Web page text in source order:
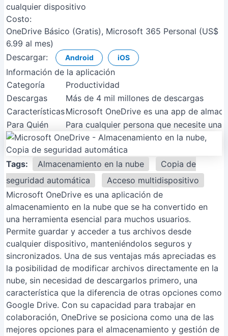
cualquier dispositivo
Costo:
OneDrive Básico (Gratis), Microsoft 365 Personal (US$
6.99 al mes)
Descargar:
Android iOS
Información de la aplicación
Categoría
Productividad
Descargas
Más de 4 mil millones de descargas
CaracterísticasMicrosoft OneDrive es una app de
Para Quién
Para cualquier persona que necesite
Tags: Almacenamiento en la nube
Copia de
seguridad automática
Acceso multidispositivo
Microsoft OneDrive es una aplicación de
almacenamiento en la nube que se ha convertido en
una herramienta esencial para muchos usuarios.
Permite guardar y acceder a tus archivos desde
cualquier dispositivo, manteniéndolos seguros y
sincronizados. Una de sus ventajas más apreciadas es
la posibilidad de modificar archivos directamente en la
nube, sin necesidad de descargarlos primero, una
característica que la diferencia de otras opciones como
Google Drive. Con su capacidad para trabajar en
colaboración, OneDrive se posiciona como una de las
mejores opciones para el almacenamiento y gestión de